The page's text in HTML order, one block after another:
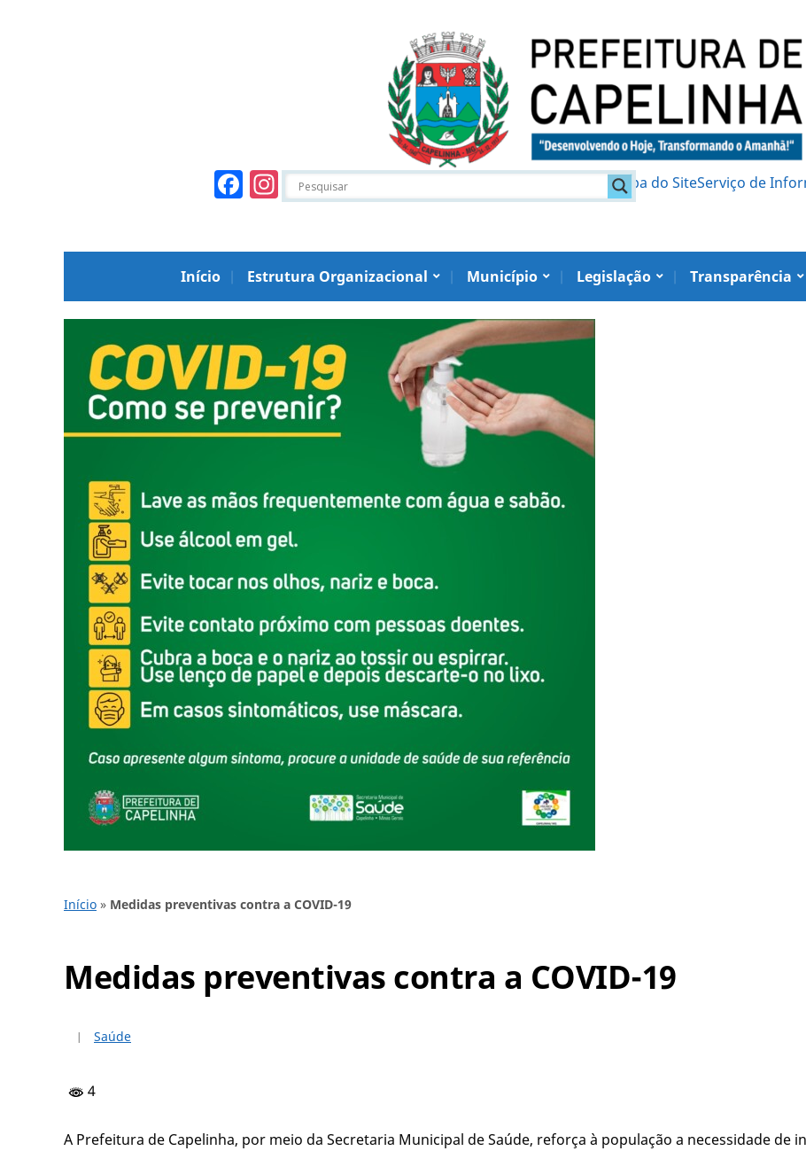
Facebook
Instagram Mapa do SiteServiço de
Início Estrutura Organizacional Município Legislação Transparência
Início » Medidas preventivas contra a COVID-19
Medidas preventivas contra a COVID-19
Saúde
4
A Prefeitura de Capelinha, por meio da Secretaria Municipal de Saúde, reforça à população a necessidade de